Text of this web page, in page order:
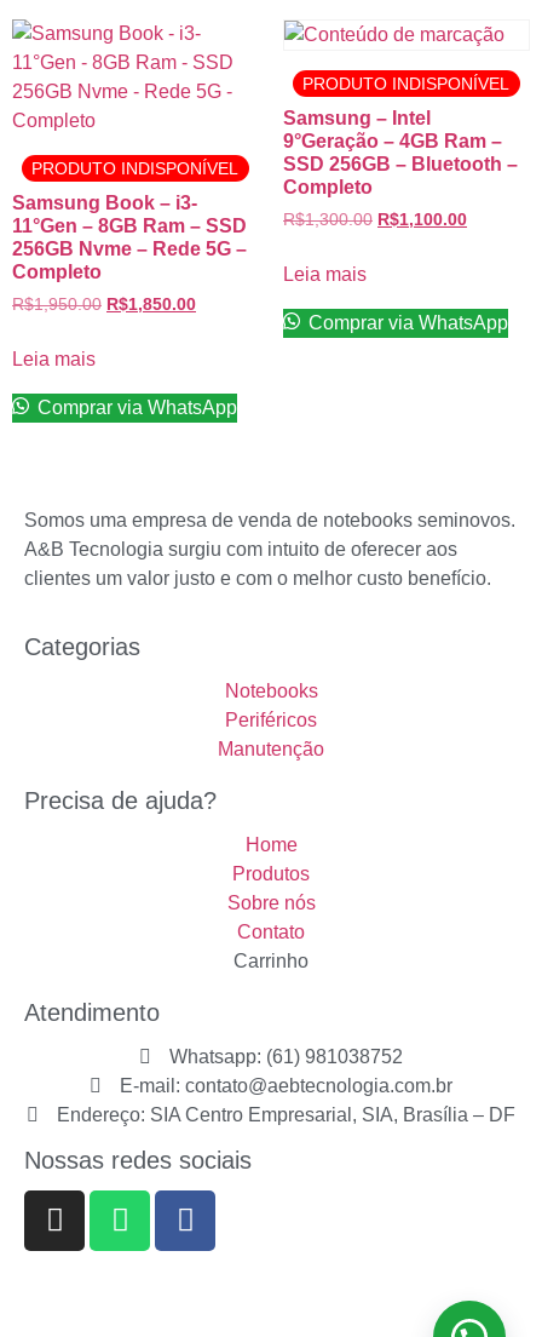
PRODUTO INDISPONÍVEL
Samsung Book – i3-
11°Gen – 8GB Ram – SSD
256GB Nvme – Rede 5G –
Completo
R$1,950.00 R$1,850.00
Leia mais
Comprar via WhatsApp
PRODUTO INDISPONÍVEL
Samsung – Intel
9°Geração – 4GB Ram –
SSD 256GB – Bluetooth –
Completo
R$1,300.00 R$1,100.00
Leia mais
Comprar via WhatsApp
Somos uma empresa de venda de notebooks seminovos.
A&B Tecnologia surgiu com intuito de oferecer aos
clientes um valor justo e com o melhor custo benefício.
Categorias
Notebooks
Periféricos
Manutenção
Precisa de ajuda?
Home
Produtos
Sobre nós
Contato
Carrinho
Atendimento
Whatsapp: (61) 981038752
E-mail: contato@aebtecnologia.com.br
Endereço: SIA Centro Empresarial, SIA, Brasília – DF
Nossas redes sociais